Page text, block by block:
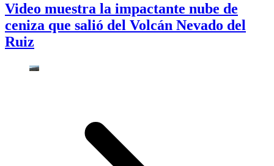
Video muestra la impactante nube de
ceniza que salió del Volcán Nevado del
Ruiz